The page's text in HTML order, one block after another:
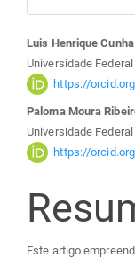
do
artigo
Luis Henrique Cunha
Universidade
https://
Paloma Moura
Universidade
https://
Este artigo